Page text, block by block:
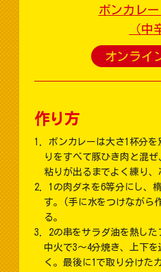
ボンカレ
（中
オンライ
作り方
ボンカレーは大さ1杯分
りをすべて豚ひき肉と混
粘りが出るまでよく練り、
1の肉ダネを6等分にし、
す。(手に水をつけながら
る。
2の串をサラダ油を熱し
中火で3～4分焼き、上下
く。最後に1で取り分けた